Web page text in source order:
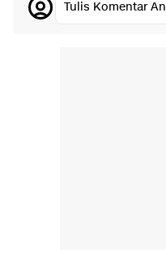
Tulis Komentar